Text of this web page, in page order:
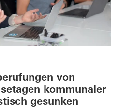
von
kommunaler
gesunken